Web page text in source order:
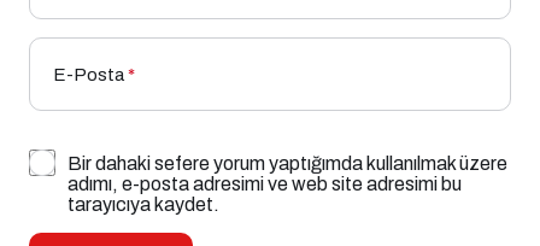
E-Posta*
Bir dahaki sefere yorum yaptığımda kullanılmak üzere
adımı, e-posta adresimi ve web site adresimi bu
tarayıcıya kaydet.